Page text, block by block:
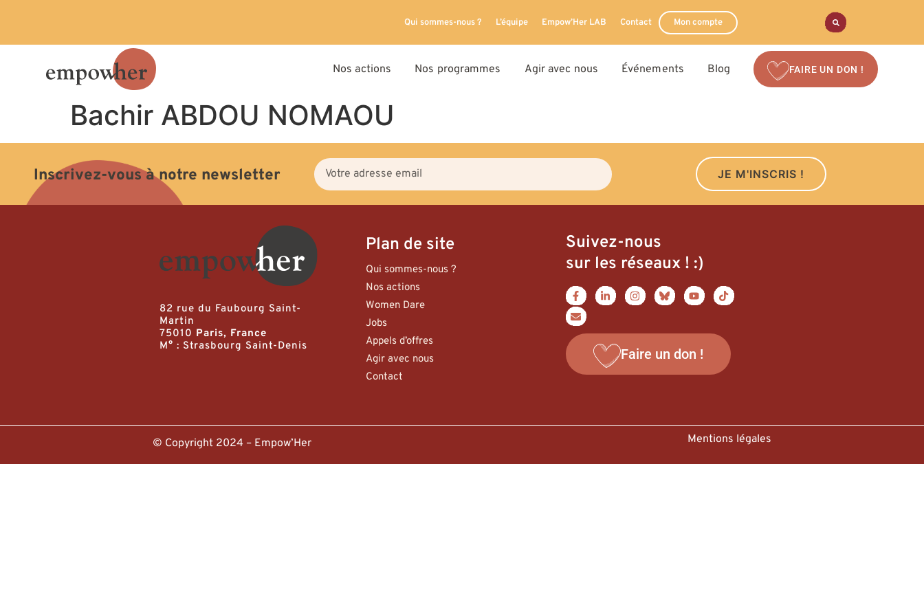
Qui sommes-nous ? L’équipe Empow’Her LAB Contact Mon compte
Nos actions Nos programmes Agir avec nous Événements Blog FAIRE UN DON !
Bachir ABDOU NOMAOU
Inscrivez-vous à notre newsletter JE M'INSCRIS !
82 rue du Faubourg Saint-
Martin
75010 Paris, France
M° : Strasbourg Saint-Denis
Plan de site
Qui sommes-nous ?
Nos actions
Women Dare
Jobs
Appels d’offres
Agir avec nous
Contact
Suivez-nous
sur les réseaux ! :)
Faire un don !
© Copyright 2024 – Empow’Her Mentions légales